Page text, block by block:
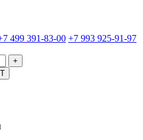
499 391-83-00 +7 993 925-91-97
+